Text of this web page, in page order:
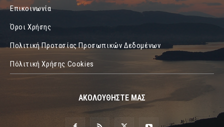
Επικοινωνία
Όροι Χρήσης
Πολιτική Προτασίας Προσωπικών Δεδομένων
Πόλιτική Χρήσης Cookies
ΑΚΟΛΟΥΘΗΣΤΕ ΜΑΣ